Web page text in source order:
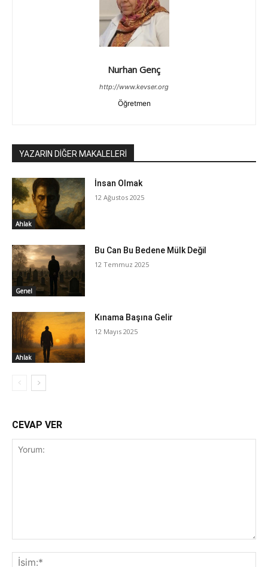
Nurhan Genç
http://www.kevser.org
Öğretmen
YAZARIN DİĞER MAKALELERİ
Ahlak
İnsan Olmak
12 Ağustos 2025
Genel
Bu Can Bu Bedene Mülk Değil
12 Temmuz 2025
Ahlak
Kınama Başına Gelir
12 Mayıs 2025
CEVAP VER